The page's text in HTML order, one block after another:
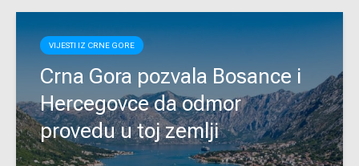
VIJESTI IZ CRNE GORE
Crna Gora pozvala Bosance i
Hercegovce da odmor
provedu u toj zemlji